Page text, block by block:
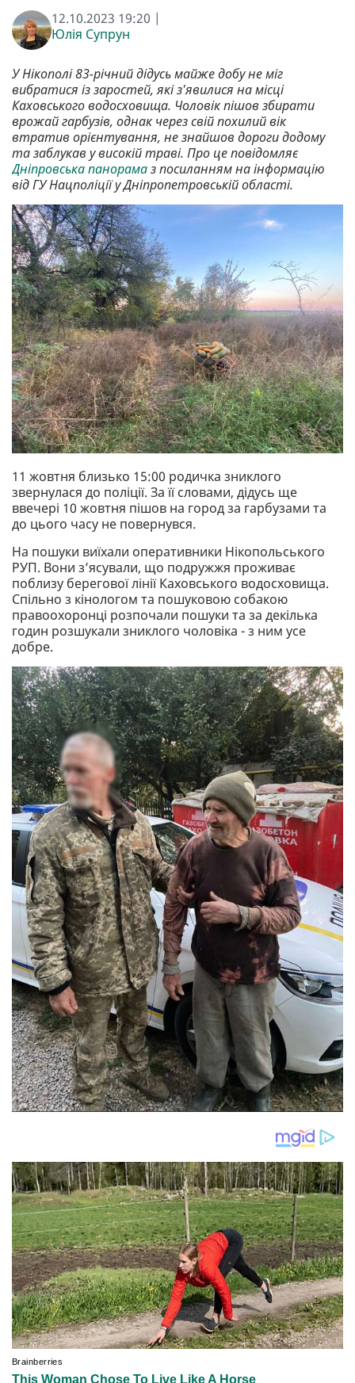
12.10.2023 19:20 |
Юлія Супрун
У Нікополі 83-річний дідусь майже добу не міг
вибратися із заростей, які з'явилися на місці
Каховського водосховища. Чоловік пішов збирати
врожай гарбузів, однак через свій похилий вік
втратив орієнтування, не знайшов дороги додому
та заблукав у високій траві. Про це повідомляє
Дніпровська панорамаз посиланням на інформацію
від ГУ Нацполіції у Дніпропетровській області.
11 жовтня близько 15:00 родичка зниклого
звернулася до поліції. За її словами, дідусь ще
ввечері 10 жовтня пішов на город за гарбузами та
до цього часу не повернувся.
На пошуки виїхали оперативники Нікопольського
РУП. Вони з’ясували, що подружжя проживає
поблизу берегової лінії Каховського водосховища.
Спільно з кінологом та пошуковою собакою
правоохоронці розпочали пошуки та за декілька
годин розшукали зниклого чоловіка - з ним усе
добре.